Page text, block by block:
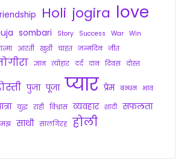
Holi jogira love
sombari Story Success War
Win
आरती खुशी चाहत जन्मदिन जीत
ज्ञान त्योहार दर्द दान दिवस दोस्त
पुजा पूजा प्यार प्रेम बन्धन भाव
युद्ध राही विश्वास व्यवहार शादी सफलता
साथी सालगिरह होली